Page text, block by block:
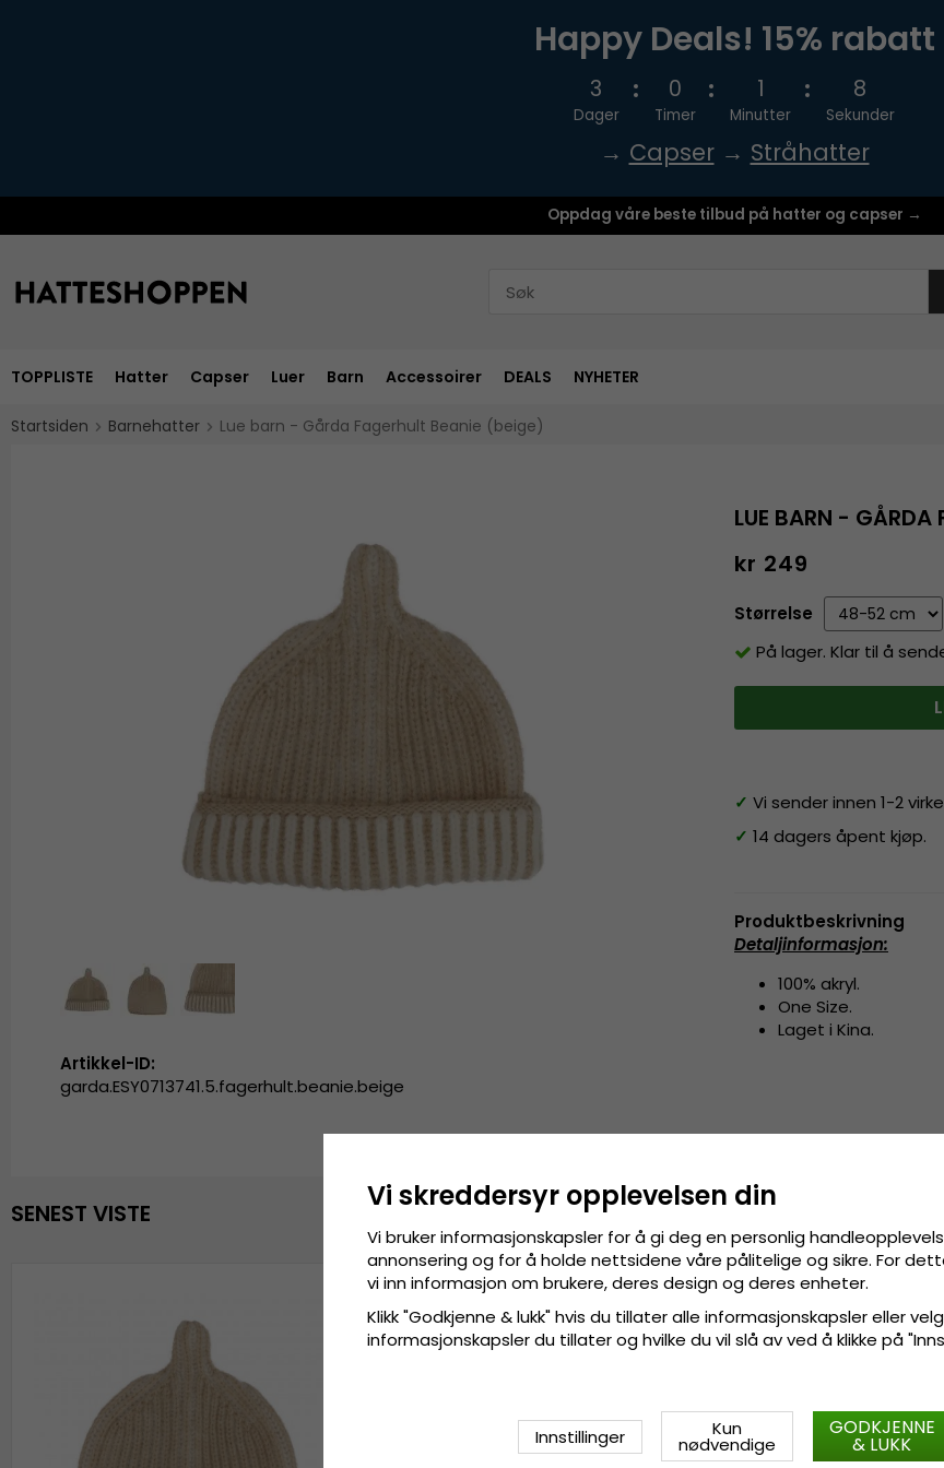
Happy Deals! 15% rabatt
3
Dager
0
Timer
1
Minutter
8
Sekunder
→ Capser→ Stråhatter
Oppdag våre beste tilbud på hatter og capser →
TOPPLISTE Hatter Capser Luer Barn Accessoirer DEALS NYHETER
Startsiden Barnehatter Lue barn - Gårda Fagerhult Beanie (beige)
LUE BARN - GÅRDA
kr 249
Størrelse
På lager. Klar til å
✓ Vi sender innen 1-2
✓ 14 dagers åpent kjøp.
Produktbeskrivning
Detaljinformasjon:
100% akryl.
One Size.
Laget i Kina.
Artikkel-ID:
garda.ESY0713741.5.fagerhult.beanie.beige
SENEST VISTE Vi skreddersyr opplevelsen din
Vi bruker informasjonskapsler for å gi deg en personlig
annonsering og for å holde nettsidene våre pålitelige og sikre. For
vi inn informasjon om brukere, deres design og deres enheter.
Klikk "Godkjenne & lukk" hvis du tillater alle informasjonskapsler eller
informasjonskapsler du tillater og hvilke du vil slå av ved å klikke på
Innstillinger Kun
nødvendige
GODKJENNE
& LUKK